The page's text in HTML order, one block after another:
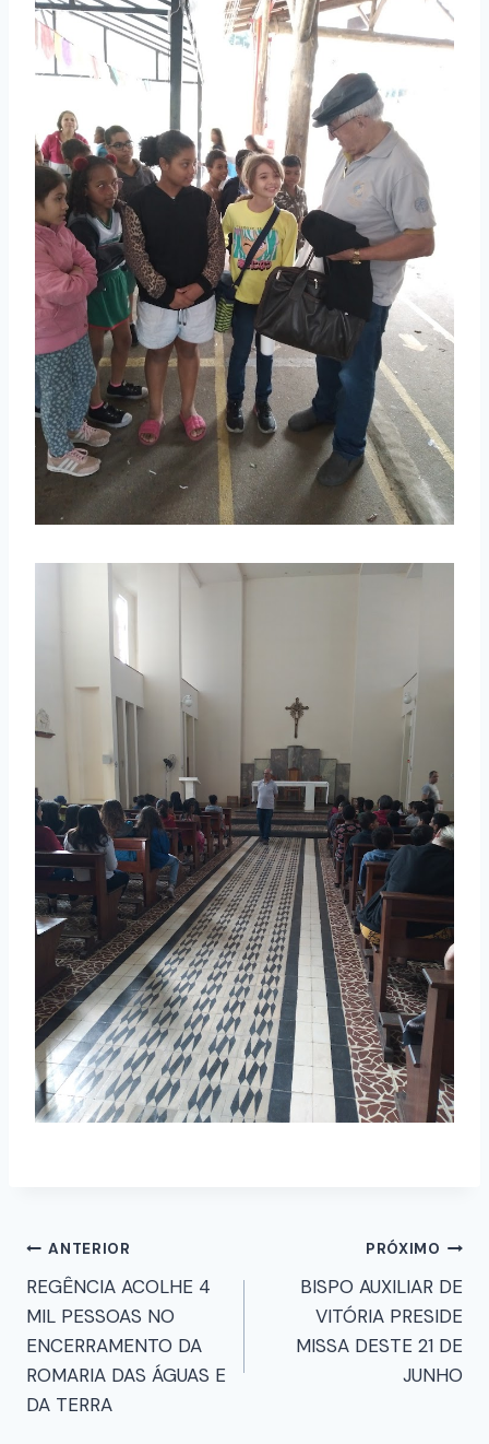
ANTERIOR
REGÊNCIA ACOLHE 4
MIL PESSOAS NO
ENCERRAMENTO DA
ROMARIA DAS ÁGUAS E
DA TERRA
PRÓXIMO
BISPO AUXILIAR DE
VITÓRIA PRESIDE
MISSA DESTE 21 DE
JUNHO